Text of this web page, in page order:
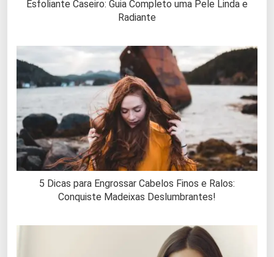
Esfoliante Caseiro: Guia Completo uma Pele Linda e
Radiante
5 Dicas para Engrossar Cabelos Finos e Ralos:
Conquiste Madeixas Deslumbrantes!